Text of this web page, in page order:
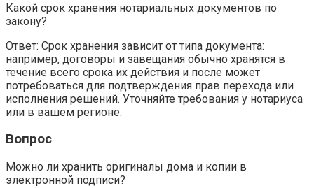
Какой срок хранения нотариальных документов по
закону?
Ответ: Срок хранения зависит от типа документа:
например, договоры и завещания обычно хранятся в
течение всего срока их действия и после может
потребоваться для подтверждения прав перехода или
исполнения решений. Уточняйте требования у нотариуса
или в вашем регионе.
Вопрос
Можно ли хранить оригиналы дома и копии в
электронной подписи?